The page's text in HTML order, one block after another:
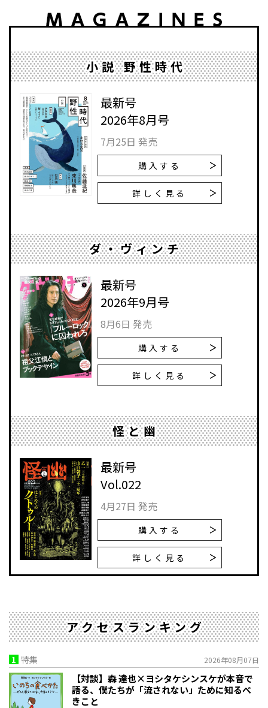
小説 野性時代
最新号
2026年8月号
7月25日 発売
購入する
詳しく見る
ダ・ヴィンチ
最新号
2026年9月号
8月6日 発売
購入する
詳しく見る
怪と幽
最新号
Vol.022
4月27日 発売
購入する
詳しく見る
アクセスランキング
1 特集 2026年08月07日
【対談】森 達也×ヨシタケシンスケが本音で
語る、僕たちが「流されない」ために知るべ
きこと